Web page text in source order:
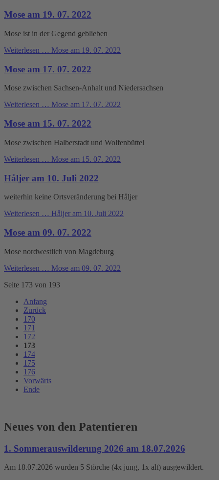
Mose am 19. 07. 2022
Mose ist in der Gegend geblieben
Weiterlesen … Mose am 19. 07. 2022
Mose am 17. 07. 2022
Mose zwischen Sachsen-Anhalt und Niedersachsen
Weiterlesen … Mose am 17. 07. 2022
Mose am 15. 07. 2022
Mose zwischen Halberstadt und Wolfenbüttel
Weiterlesen … Mose am 15. 07. 2022
Håljer am 10. Juli 2022
weiterhin keine Ortsveränderung bei Håljer
Weiterlesen … Håljer am 10. Juli 2022
Mose am 09. 07. 2022
Mose nordwestlich von Magdeburg
Weiterlesen … Mose am 09. 07. 2022
Seite 173 von 193
Anfang
Zurück
170
171
172
173
174
175
176
Vorwärts
Ende
Neues von den Patentieren
1. Sommerauswilderung 2026 am 18.07.2026
Am 18.07.2026 wurden 5 Störche (4x jung, 1x alt) ausgewildert.